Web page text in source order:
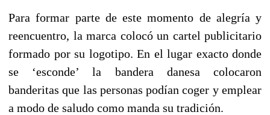
Para formar parte de este momento de alegría y
reencuentro, la marca colocó un cartel publicitario
formado por su logotipo. En el lugar exacto donde
se ‘esconde’ la bandera danesa colocaron
banderitas que las personas podían coger y emplear
a modo de saludo como manda su tradición.